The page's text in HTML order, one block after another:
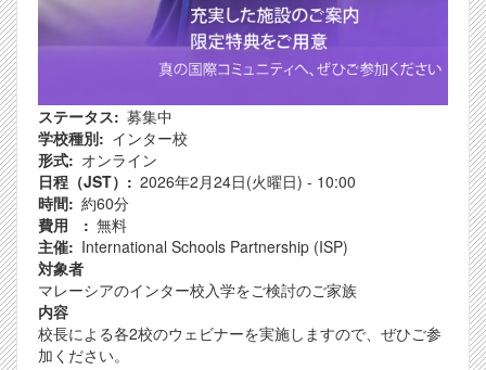
ステータス
募集中
学校種別
インター校
形式
オンライン
日程（JST）
2026年2月24日(火曜日) - 10:00
時間 約60分
費用
無料
主催
International Schools Partnership (ISP)
対象者
マレーシアのインター校入学をご検討のご家族
内容
校長による各2校のウェビナーを実施しますので、ぜひご参
加ください。